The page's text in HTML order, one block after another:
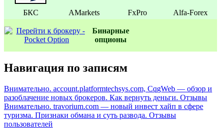
БКС AMarkets FxPro Alfa-Forex
Бинаpные
oпционы
Навигация по записям
Внимательно. account.platformtechsys.com, CqgWeb — обзор и
разоблачение новых брокеров. Как вернуть деньги. Отзывы
Внимательно. travorium.com — новый инвест хайп в сфере
туризма. Признаки обмана и суть развода. Отзывы
пользователей